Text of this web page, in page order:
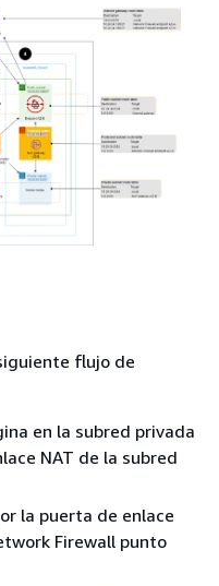
flujo de
en la subred privada
NAT de la subred
la puerta de enlace
Firewall punto